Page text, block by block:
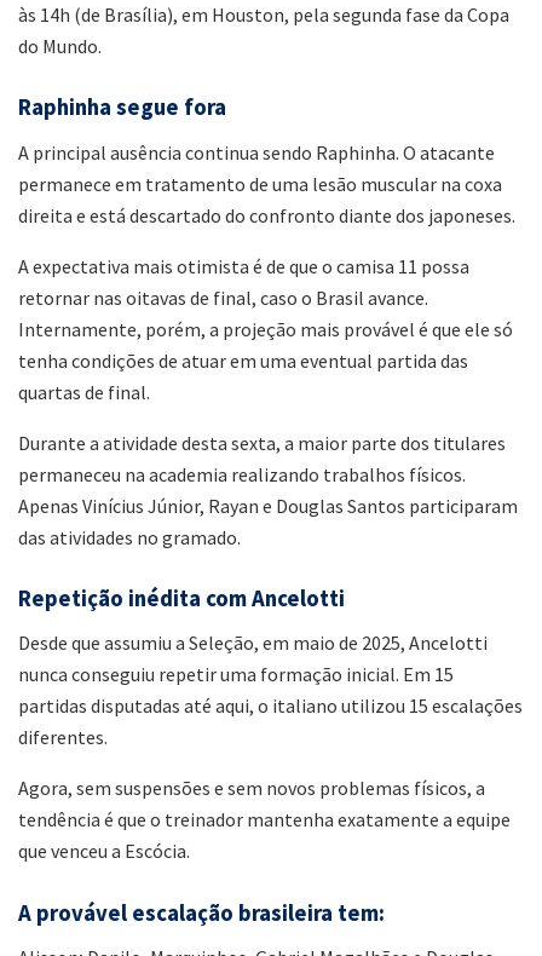
às 14h (de Brasília), em Houston, pela segunda fase da Copa
do Mundo.
Raphinha segue fora
A principal ausência continua sendo Raphinha. O atacante
permanece em tratamento de uma lesão muscular na coxa
direita e está descartado do confronto diante dos japoneses.
A expectativa mais otimista é de que o camisa 11 possa
retornar nas oitavas de final, caso o Brasil avance.
Internamente, porém, a projeção mais provável é que ele só
tenha condições de atuar em uma eventual partida das
quartas de final.
Durante a atividade desta sexta, a maior parte dos titulares
permaneceu na academia realizando trabalhos físicos.
Apenas Vinícius Júnior, Rayan e Douglas Santos participaram
das atividades no gramado.
Repetição inédita com Ancelotti
Desde que assumiu a Seleção, em maio de 2025, Ancelotti
nunca conseguiu repetir uma formação inicial. Em 15
partidas disputadas até aqui, o italiano utilizou 15 escalações
diferentes.
Agora, sem suspensões e sem novos problemas físicos, a
tendência é que o treinador mantenha exatamente a equipe
que venceu a Escócia.
A provável escalação brasileira tem: